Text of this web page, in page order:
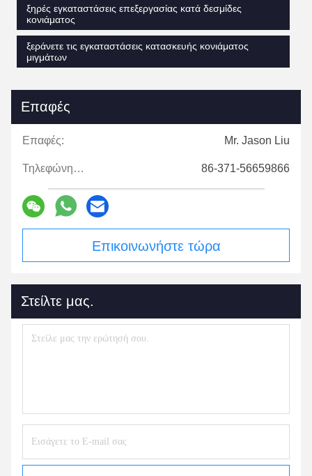
ξηρές εγκαταστάσεις επεξεργασίας κατά δεσμίδες
κονιάματος
ξεράνετε τις εγκαταστάσεις κατασκευής κονιάματος
μιγμάτων
Επαφές
Επαφές: Mr. Jason Liu
Τηλεφώνημα: 86-371-56659866
Επικοινωνήστε τώρα
Στείλτε μας.